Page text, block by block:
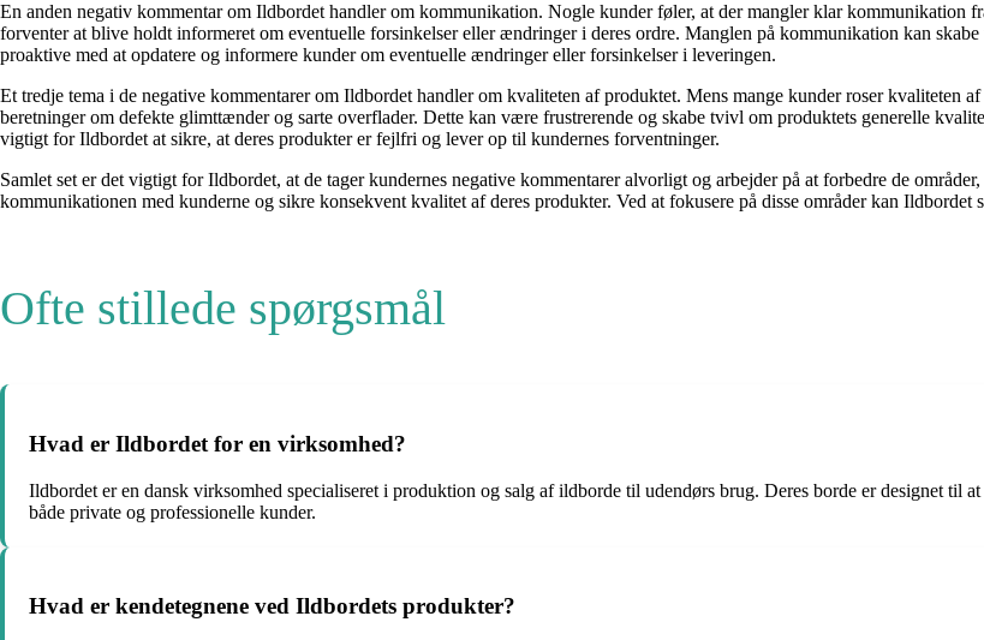
En anden negativ kommentar om Ildbordet handler om kommunikation. Nogle kunder føler, at der mangler klar kommunikation
forventer at blive holdt informeret om eventuelle forsinkelser eller ændringer i deres ordre. Manglen på kommunikation kan
proaktive med at opdatere og informere kunder om eventuelle ændringer eller forsinkelser i leveringen.
Et tredje tema i de negative kommentarer om Ildbordet handler om kvaliteten af produktet. Mens mange kunder roser kvaliteten
beretninger om defekte glimttænder og sarte overflader. Dette kan være frustrerende og skabe tvivl om produktets generelle
vigtigt for Ildbordet at sikre, at deres produkter er fejlfri og lever op til kundernes forventninger.
Samlet set er det vigtigt for Ildbordet, at de tager kundernes negative kommentarer alvorligt og arbejder på at forbedre de
kommunikationen med kunderne og sikre konsekvent kvalitet af deres produkter. Ved at fokusere på disse områder kan Ildbordet
Ofte stillede spørgsmål
Hvad er Ildbordet for en virksomhed?
Ildbordet er en dansk virksomhed specialiseret i produktion og salg af ildborde til udendørs brug. Deres borde er designet til
både private og professionelle kunder.
Hvad er kendetegnene ved Ildbordets produkter?